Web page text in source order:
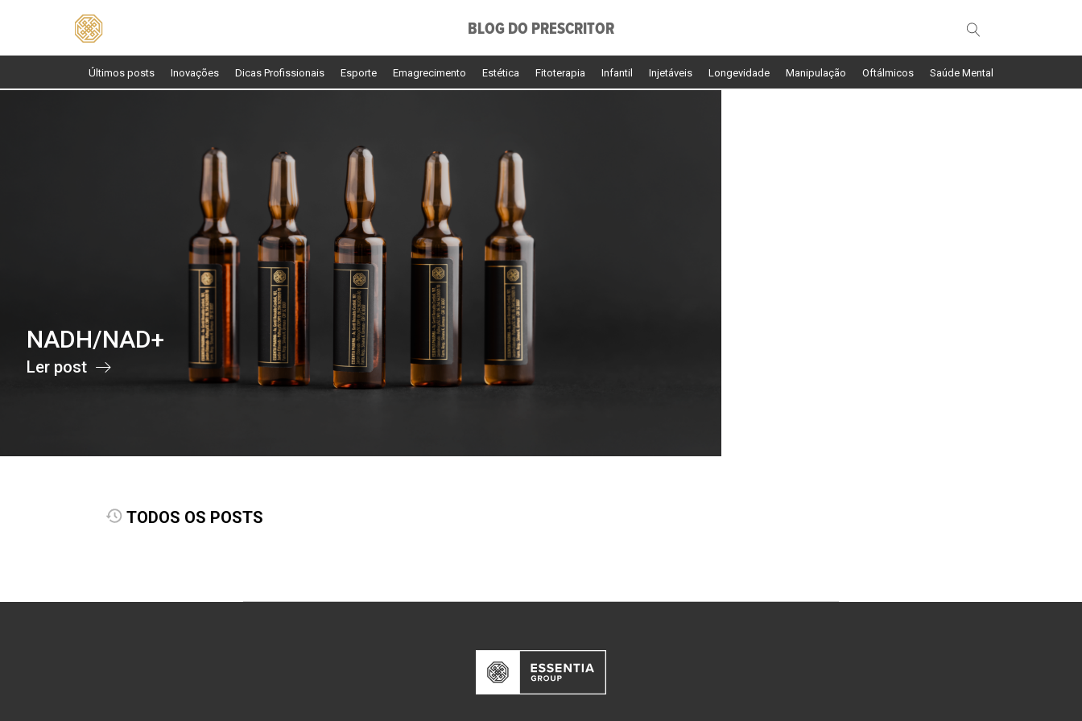
BLOG DO PRESCRITOR
Últimos posts Inovações Dicas Profissionais Esporte Emagrecimento Estética Fitoterapia Infantil Injetáveis Longevidade Manipulação Oftálmicos Saúde Mental
NADH/NAD+
Ler post
TODOS OS POSTS